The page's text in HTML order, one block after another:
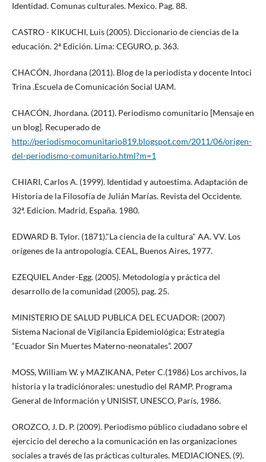
Identidad. Comunas culturales. Mexico. Pag. 88.
CASTRO - KIKUCHI, Luis (2005). Diccionario de ciencias de la
educación. 2ª Edición. Lima: CEGURO, p. 363.
CHACÓN, Jhordana (2011). Blog de la periodista y docente Intoci
Trina .Escuela de Comunicación Social UAM.
CHACÓN, Jhordana. (2011). Periodismo comunitario [Mensaje en
un blog]. Recuperado de
http://periodismocomunitario819.blogspot.com/2011/06/origen-
del-periodismo-comunitario.html?m=1
CHIARI, Carlos A. (1999). Identidad y autoestima. Adaptación de
Historia de la Filosofía de Julián Marías. Revista del Occidente.
32ª. Edicion. Madrid, España. 1980.
EDWARD B. Tylor. (1871)."La ciencia de la cultura" AA. VV. Los
orígenes de la antropología. CEAL, Buenos Aires, 1977.
EZEQUIEL Ander-Egg. (2005). Metodología y práctica del
desarrollo de la comunidad (2005), pag. 25.
MINISTERIO DE SALUD PUBLICA DEL ECUADOR: (2007)
Sistema Nacional de Vigilancia Epidemiológica; Estrategia
“Ecuador Sin Muertes Materno-neonatales”. 2007
MOSS, William W. y MAZIKANA, Peter C.(1986) Los archivos, la
historia y la tradiciónorales: unestudio del RAMP. Programa
General de Información y UNISIST, UNESCO, París, 1986.
OROZCO, J. D. P. (2009). Periodismo público ciudadano sobre el
ejercicio del derecho a la comunicación en las organizaciones
sociales a través de las prácticas culturales. MEDIACIONES, (9).